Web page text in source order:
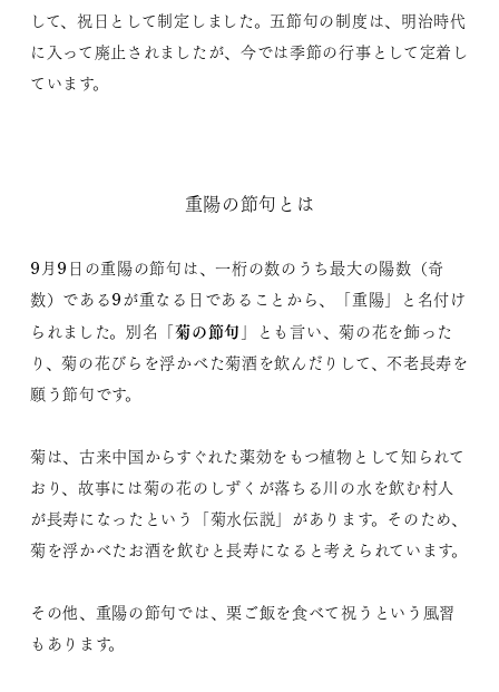
して、祝日として制定しました。五節句の制度は、明治時代
に入って廃止されましたが、今では季節の行事として定着し
ています。
重陽の節句とは
9月9日の重陽の節句は、一桁の数のうち最大の陽数（奇
数）である9が重なる日であることから、「重陽」と名付け
られました。別名「菊の節句 」とも言い、菊の花を飾った
り、菊の花びらを浮かべた菊酒を飲んだりして、不老長寿を
願う節句です。
菊は、古来中国からすぐれた薬効をもつ植物として知られて
おり、故事には菊の花のしずくが落ちる川の水を飲む村人
が長寿になったという「菊水伝説」があります。そのため、
菊を浮かべたお酒を飲むと長寿になると考えられています。
その他、重陽の節句では、栗ご飯を食べて祝うという風習
もあります。